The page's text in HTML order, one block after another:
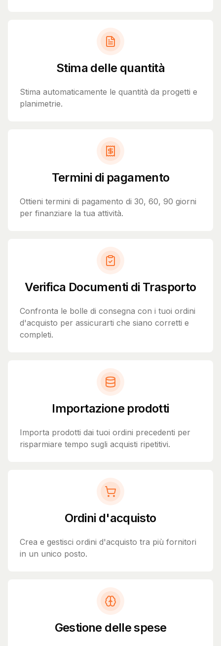
Stima delle quantità
Stima automaticamente le quantità da progetti e
planimetrie.
Termini di pagamento
Ottieni termini di pagamento di 30, 60, 90 giorni
per finanziare la tua attività.
Verifica Documenti di Trasporto
Confronta le bolle di consegna con i tuoi ordini
d'acquisto per assicurarti che siano corretti e
completi.
Importazione prodotti
Importa prodotti dai tuoi ordini precedenti per
risparmiare tempo sugli acquisti ripetitivi.
Ordini d'acquisto
Crea e gestisci ordini d'acquisto tra più fornitori
in un unico posto.
Gestione delle spese